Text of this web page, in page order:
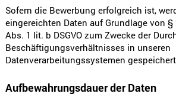
Sofern die Bewerbung erfolgreich ist,
eingereichten Daten auf Grundlage von §
Abs. 1 lit. b DSGVO zum Zwecke der
Beschäftigungsverhältnisses in unseren
Datenverarbeitungssystemen
Aufbewahrungsdauer der Daten